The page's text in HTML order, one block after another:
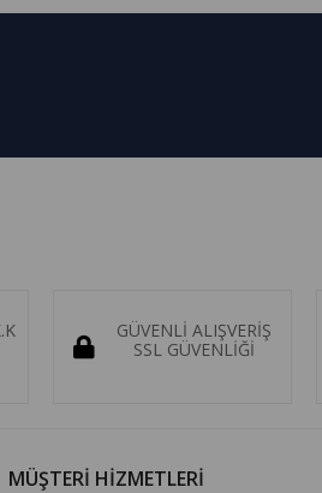
GÜVENLİ ALIŞVERİŞ
SSL GÜVENLİĞİ
MÜŞTERİ HİZMETLERİ